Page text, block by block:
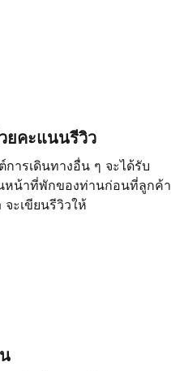
ยคะแนนรีวิว
ารเดินทางอื่น ๆ จะได้รับ
หน้าที่พักของท่านก่อนที่ลูกค้า
ะเขียนรีวิวให้